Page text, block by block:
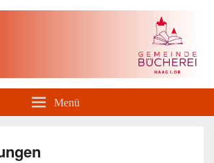
Haag i. OB
Menü